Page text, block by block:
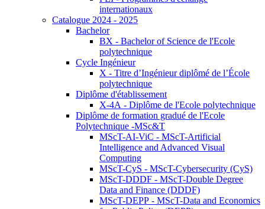
internationaux
Catalogue 2024 - 2025
Bachelor
BX - Bachelor of Science de l'Ecole
polytechnique
Cycle Ingénieur
X - Titre d’Ingénieur diplômé de l’École
polytechnique
Diplôme d'établissement
X-4A - Diplôme de l'Ecole polytechnique
Diplôme de formation gradué de l'Ecole
Polytechnique -MSc&T
MScT-AI-ViC - MScT-Artificial
Intelligence and Advanced Visual
Computing
MScT-CyS - MScT-Cybersecurity (CyS)
MScT-DDDF - MScT-Double Degree
Data and Finance (DDDF)
MScT-DEPP - MScT-Data and Economics